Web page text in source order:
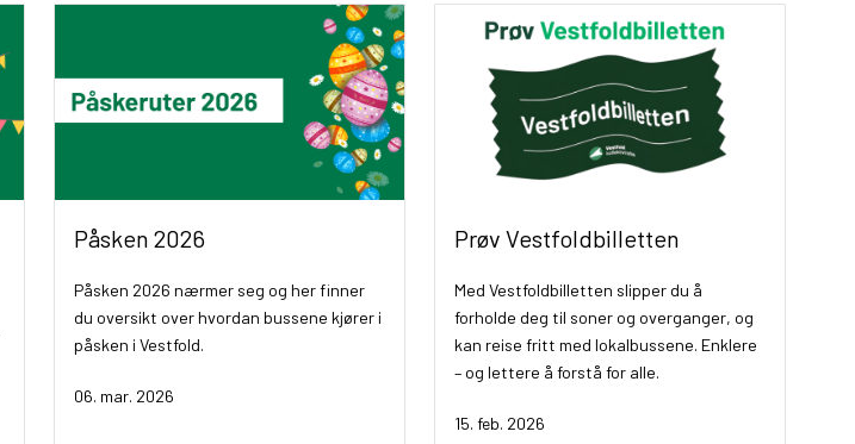
Påsken 2026
Påsken 2026 nærmer seg og her finner
du oversikt over hvordan bussene kjører i
påsken i Vestfold.
06. mar. 2026
Prøv Vestfoldbilletten
Med Vestfoldbilletten slipper du å
forholde deg til soner og overganger, og
kan reise fritt med lokalbussene. Enklere
– og lettere å forstå for alle.
15. feb. 2026